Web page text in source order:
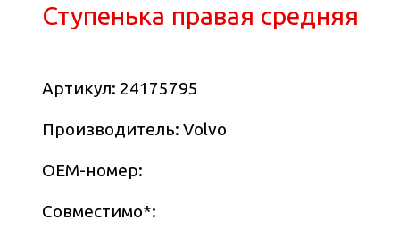
Ступенька правая средняя
Артикул: 24175795
Производитель: Volvo
OEM-номер:
Совместимо*: